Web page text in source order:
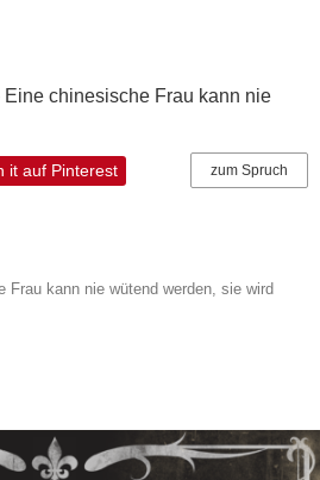
zum Spruch
it auf Pinterest
Frau kann nie wütend werden, sie wird